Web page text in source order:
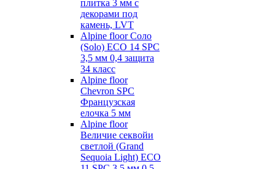
плитка 3 мм с
декорами под
камень, LVT
Alpine floor Соло
(Solo) ECO 14 SPC
3,5 мм 0,4 защита
34 класс
Alpine floor
Chevron SPC
Французская
елочка 5 мм
Alpine floor
Величие секвойи
светлой (Grand
Sequoia Light) ECO